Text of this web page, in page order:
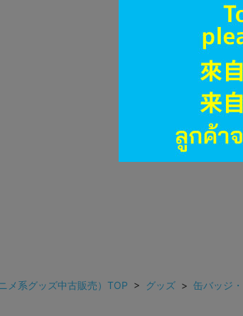
メ系グッズ中古販売）TOP > グッズ > 缶バッジ